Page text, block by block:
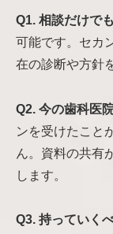
Q1. 相談だけで
可能です。セカ
在の診断や方針
Q2. 今の歯科医
ンを受けたこと
ん。資料の共有
します。
Q3. 持っていく